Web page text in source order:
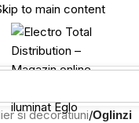
to main content
si decoratiuni/Oglinzi